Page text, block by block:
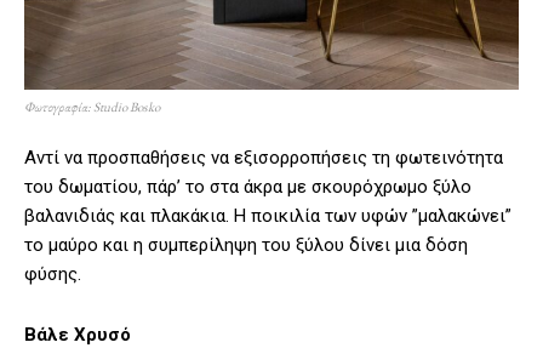
Φωτογραφία: Studio Bosko
Αντί να προσπαθήσεις να εξισορροπήσεις τη φωτεινότητα
του δωματίου, πάρ’ το στα άκρα με σκουρόχρωμο ξύλο
βαλανιδιάς και πλακάκια. Η ποικιλία των υφών ”μαλακώνει”
το μαύρο και η συμπερίληψη του ξύλου δίνει μια δόση
φύσης.
Βάλε Χρυσό